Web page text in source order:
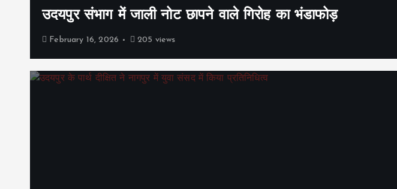
उदयपुर संभाग में जाली नोट छापने वाले गिरोह का भंडाफोड़
February 16, 2026 205 views